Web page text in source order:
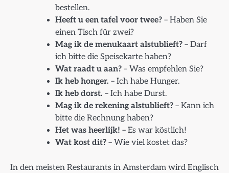
bestellen.
Heeft u een tafel voor twee? – Haben Sie
einen Tisch für zwei?
Mag ik de menukaart alstublieft? – Darf
ich bitte die Speisekarte haben?
Wat raadt u aan? – Was empfehlen Sie?
Ik heb honger. – Ich habe Hunger.
Ik heb dorst. – Ich habe Durst.
Mag ik de rekening alstublieft? – Kann ich
bitte die Rechnung haben?
Het was heerlijk! – Es war köstlich!
Wat kost dit? – Wie viel kostet das?
In den meisten Restaurants in Amsterdam wird Englisch